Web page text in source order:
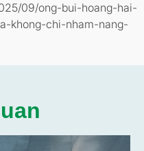
09/ong-bui-hoang-hai-
khong-chi-nham-nang-